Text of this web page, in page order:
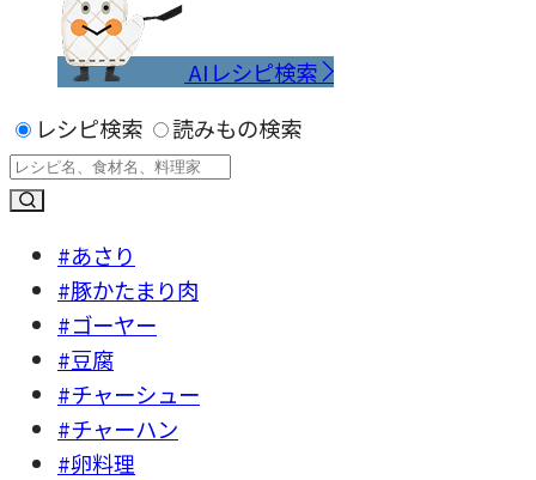
AIレシピ検索
レシピ検索
読みもの検索
#あさり
#豚かたまり肉
#ゴーヤー
#豆腐
#チャーシュー
#チャーハン
#卵料理